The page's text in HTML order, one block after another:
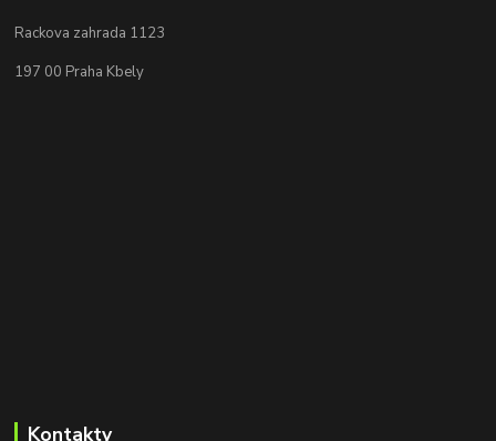
Rackova zahrada 1123
197 00 Praha Kbely
Kontakty